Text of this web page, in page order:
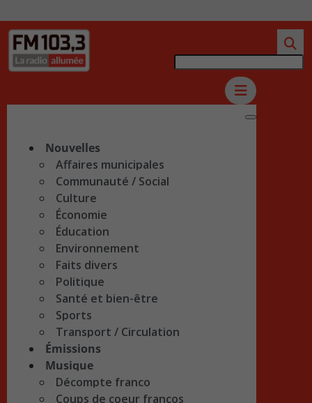
Nouvelles
Affaires municipales
Communauté / Social
Culture
Économie
Éducation
Environnement
Faits divers
Politique
Santé et bien-être
Sports
Transport / Circulation
Émissions
Musique
Décompte franco
Coups de coeur francos